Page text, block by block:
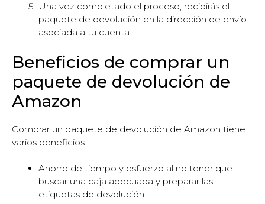
Una vez completado el proceso, recibirás el
paquete de devolución en la dirección de envío
asociada a tu cuenta.
Beneficios de comprar un
paquete de devolución de
Amazon
Comprar un paquete de devolución de Amazon tiene
varios beneficios:
Ahorro de tiempo y esfuerzo al no tener que
buscar una caja adecuada y preparar las
etiquetas de devolución.